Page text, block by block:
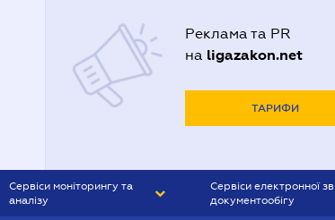
Реклама та PR
на ligazakon.net
ТАРИФИ
Сервіси моніторингу та
аналізу
Сервіси електронної
документообігу